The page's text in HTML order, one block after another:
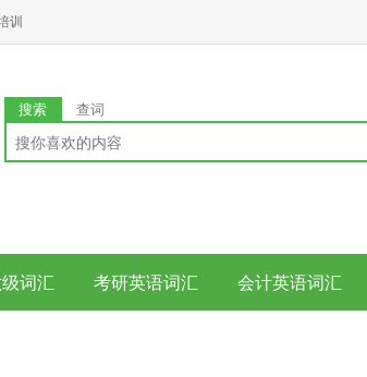
训
搜索 查词
词汇 考研英语词汇 会计英语词汇